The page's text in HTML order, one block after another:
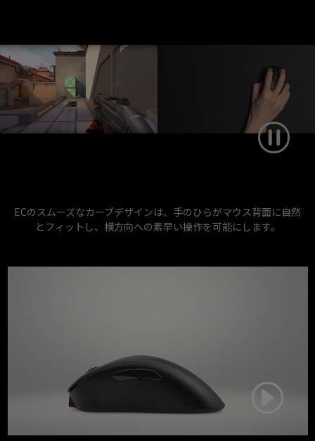
ECのスムーズなカーブデザインは、手のひらがマウス背面に自然
とフィットし、横方向への素早い操作を可能にします。